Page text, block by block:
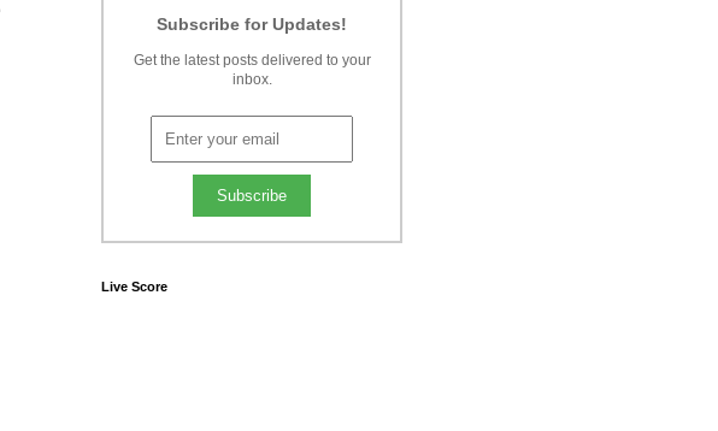
Subscribe for Updates!
Get the latest posts delivered to your
inbox.
Live Score